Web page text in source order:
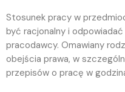
Stosunek pracy w
być racjonalny i
pracodawcy. Omawiany
obejścia prawa, w
przepisów o pracę w